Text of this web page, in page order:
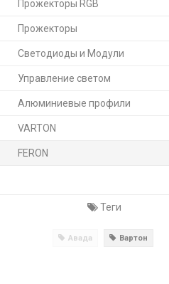
Прожекторы RGB
Прожекторы
Светодиоды и Модули
Управление светом
Алюминиевые профили
VARTON
FERON
Теги
Авада Вартон